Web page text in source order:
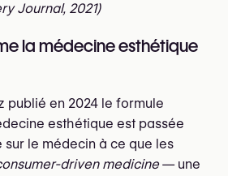
Journal, 2021)
la médecine esthétique
publié en 2024 le formule
esthétique est passée
le médecin à ce que les
driven medicine— une